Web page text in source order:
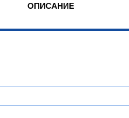
ОПИСАНИЕ